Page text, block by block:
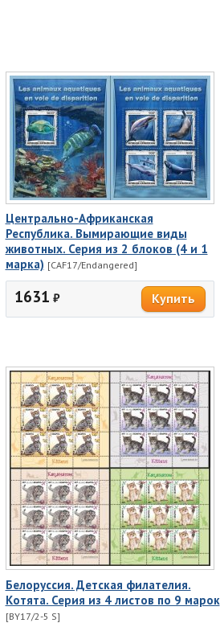
Центрально-Африканская
Республика. Вымирающие виды
животных. Серия из 2 блоков (4 и 1
марка) [CAF17/Endangered]
1631 ₽
Белоруссия. Детская филателия.
Котята. Серия из 4 листов по 9 марок
[BY17/2-5 S]